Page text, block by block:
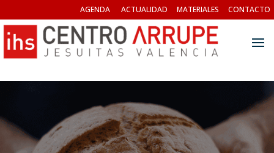
AGENDA ACTUALIDAD MATERIALES CONTACTO